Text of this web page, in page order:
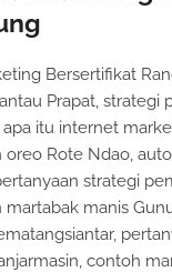
Bersertifikat
Prapat, strategi
itu internet
oreo Rote Ndao,
strategi
manis
contoh